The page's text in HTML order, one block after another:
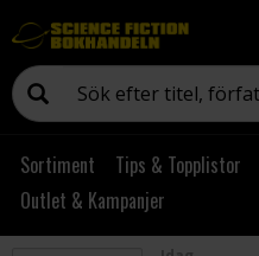
Sortiment Tips & Topplistor
Outlet & Kampanjer